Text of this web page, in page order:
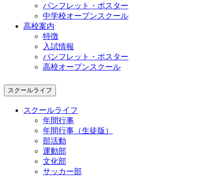
パンフレット・ポスター
中学校オープンスクール
高校案内
特徴
入試情報
パンフレット・ポスター
高校オープンスクール
スクールライフ
スクールライフ
年間行事
年間行事（生徒版）
部活動
運動部
文化部
サッカー部